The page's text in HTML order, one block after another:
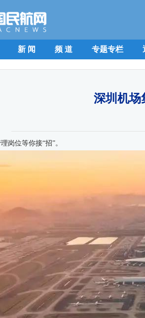
新 闻 频 道 专题专栏
深圳机场
岗位等你接“招”。